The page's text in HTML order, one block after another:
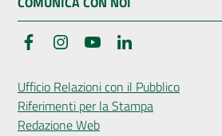
FacebookInstagramYouTube
Ufficio Relazioni con il Pubblico
Riferimenti per la Stampa
Redazione Web